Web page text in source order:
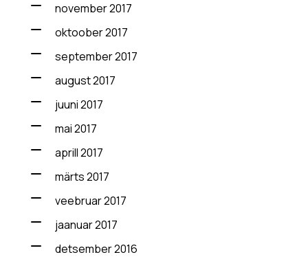
november 2017
oktoober 2017
september 2017
august 2017
juuni 2017
mai 2017
aprill 2017
märts 2017
veebruar 2017
jaanuar 2017
detsember 2016